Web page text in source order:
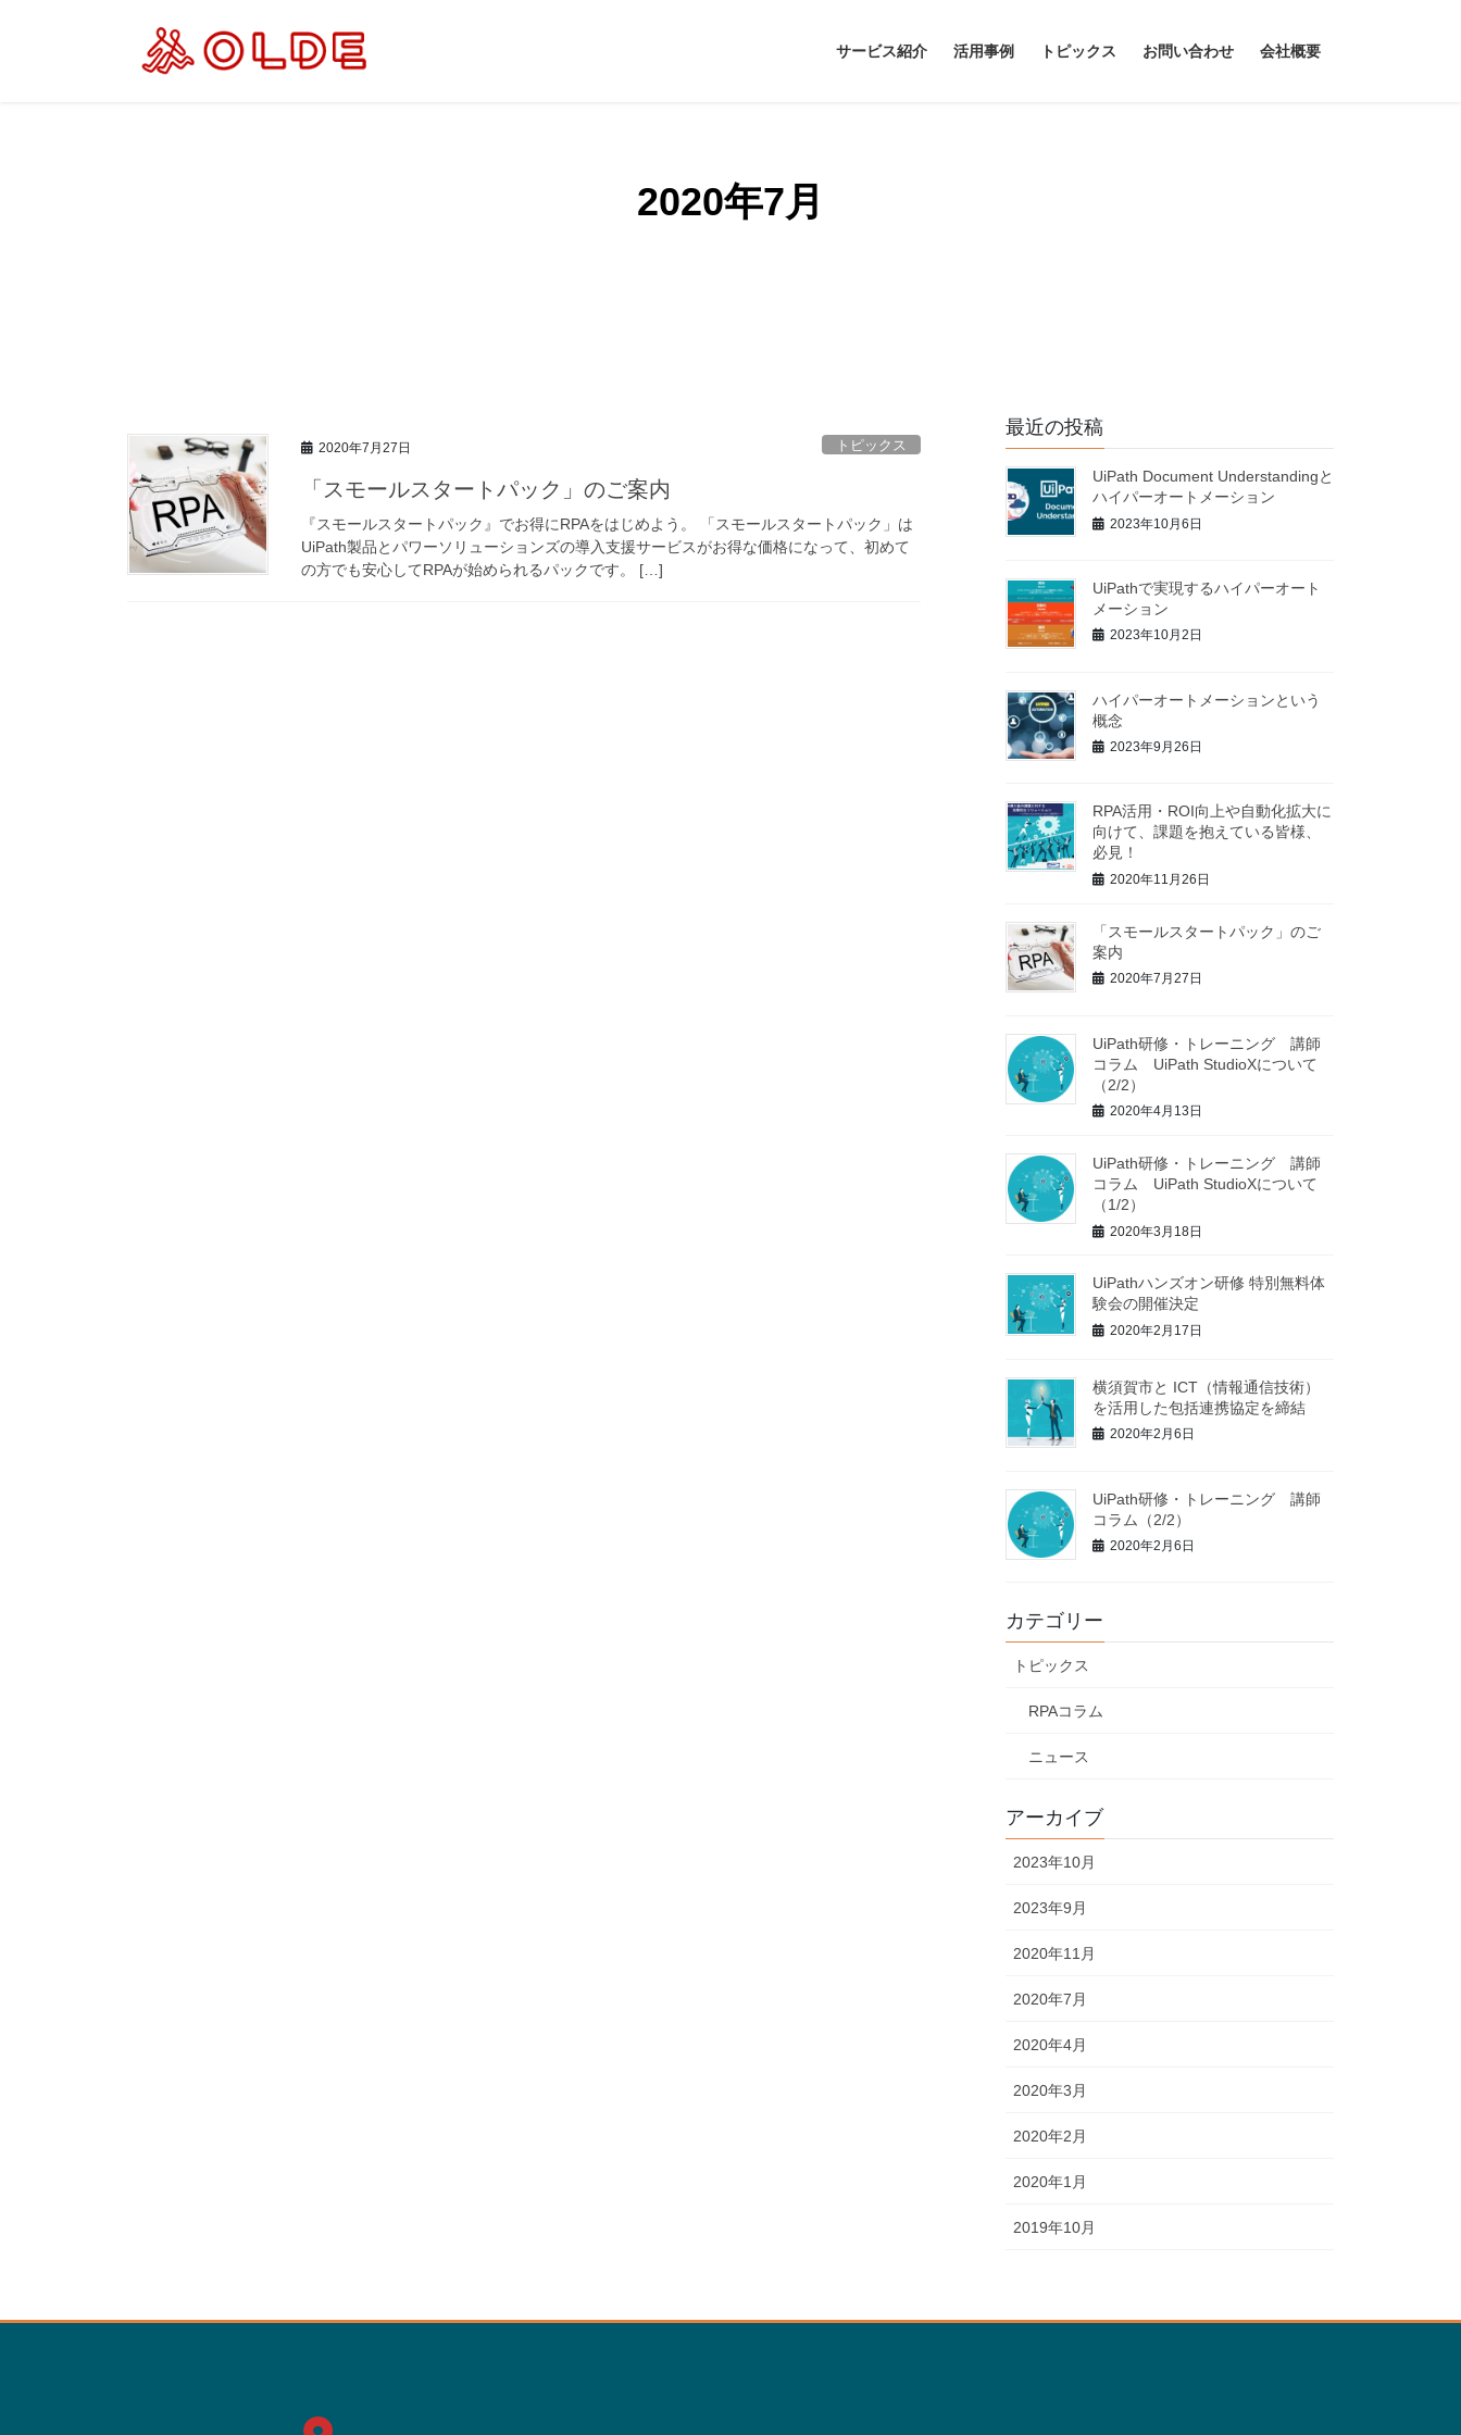
サービス紹介 活用事例 トピックス お問い合わせ 会社概要
2020年7月
2020年7月27日 トピックス
「スモールスタートパック」のご案内
『スモールスタートパック』でお得にRPAをはじめよう。 「スモールスタートパック」は
UiPath製品とパワーソリューションズの導入支援サービスがお得な価格になって、初めて
の方でも安心してRPAが始められるパックです。 […]
最近の投稿
UiPath Document Understandingと
ハイパーオートメーション
2023年10月6日
UiPathで実現するハイパーオート
メーション
2023年10月2日
ハイパーオートメーションという
概念
2023年9月26日
RPA活用・ROI向上や自動化拡大に
向けて、課題を抱えている皆様、
必見！
2020年11月26日
「スモールスタートパック」のご
案内
2020年7月27日
UiPath研修・トレーニング 講師
コラム UiPath StudioXについて
（2/2）
2020年4月13日
UiPath研修・トレーニング 講師
コラム UiPath StudioXについて
（1/2）
2020年3月18日
UiPathハンズオン研修 特別無料体
験会の開催決定
2020年2月17日
横須賀市と ICT（情報通信技術）
を活⽤した包括連携協定を締結
2020年2月6日
UiPath研修・トレーニング 講師
コラム（2/2）
2020年2月6日
カテゴリー
トピックス
RPAコラム
ニュース
アーカイブ
2023年10月
2023年9月
2020年11月
2020年7月
2020年4月
2020年3月
2020年2月
2020年1月
2019年10月